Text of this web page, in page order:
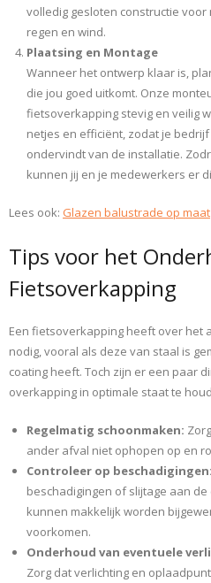
volledig gesloten constructie
regen en wind.
Plaatsing en Montage
Wanneer het ontwerp klaar is,
die jou goed uitkomt. Onze
fietsoverkapping stevig en veilig
netjes en efficiënt, zodat je
ondervindt van de installatie.
kunnen jij en je medewerkers er
Lees ook: Glazen balustrade op maat
Tips voor het
Fietsoverkapping
Een fietsoverkapping heeft over het
nodig, vooral als deze van staal is
coating heeft. Toch zijn er een paar
overkapping in optimale staat te
Regelmatig schoonmaken:
ander afval niet ophopen op en
Controleer op beschadigingen:
beschadigingen of slijtage aan
kunnen makkelijk worden
voorkomen.
Onderhoud van eventuele
Zorg dat verlichting en